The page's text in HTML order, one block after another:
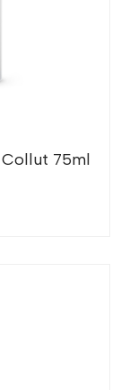
Collut 75ml